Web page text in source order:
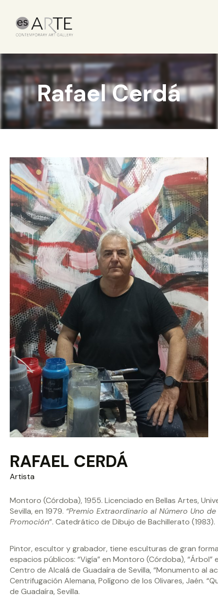
Rafael Cerdá
RAFAEL CERDÁ
Artista
Montoro (Córdoba), 1955. Licenciado en Bellas Artes,
Sevilla, en 1979. “Premio Extraordinario al Número Uno de
Promoción”. Catedrático de Dibujo de Bachillerato (1983).
Pintor, escultor y grabador, tiene esculturas de gran
espacios públicos: “Vigía” en Montoro (Córdoba), “Árbol”
Centro de Alcalá de Guadaíra de Sevilla, “Monumento al
Centrifugación Alemana, Polígono de los Olivares, Jaén.
de Guadaíra, Sevilla.